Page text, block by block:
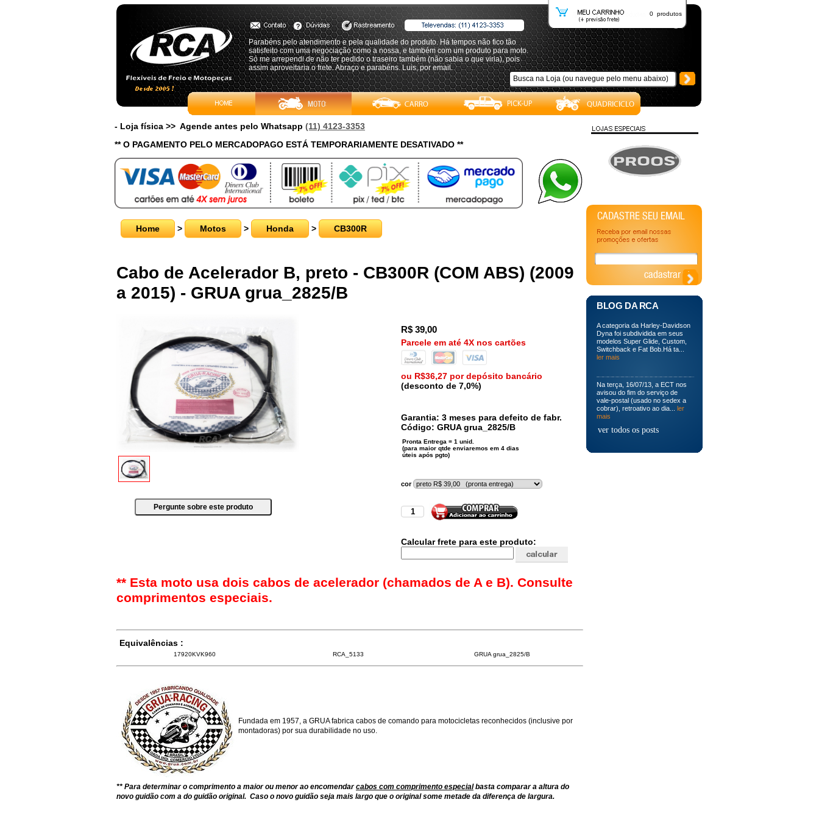
0 produtos
Parabéns pelo atendimento e pela qualidade do produto. Há tempos não fico tão
satisfeito com uma negociação como a nossa, e também com um produto para moto.
Só me arrependi de não ter pedido o traseiro também (não sabia o que viria), pois
assim aproveitaria o frete. Abraço e parabéns. Luis, por email.
- Loja física >> Agende antes pelo Whatsapp (11) 4123-3353
** O PAGAMENTO PELO MERCADOPAGO ESTÁ TEMPORARIAMENTE DESATIVADO **
Home > Motos > Honda > CB300R
Cabo de Acelerador B, preto - CB300R (COM ABS) (2009
a 2015) - GRUA grua_2825/B
R$39,00
Parcele em até 4X nos cartões
ou R$36,27 por depósito bancário
(desconto de 7,0%)
Garantia: 3 meses para defeito de fabr.
Código:GRUAgrua_2825/B
cor
Calcular frete para este produto:
** Esta moto usa dois cabos de acelerador (chamados de A e B). Consulte
comprimentos especiais.
Equivalências :
17920KVK960 RCA_5133 GRUA grua_2825/B
Fundada em 1957, a GRUA fabrica cabos de comando para motocicletas reconhecidos (inclusive por
montadoras) por sua durabilidade no uso.
** Para determinar o comprimento a maior ou menor ao encomendarcabos com comprimento especialbasta comparar a altura do
novo guidão com a do guidão original. Caso o novo guidão seja mais largo que o original some metade da diferença de largura.
BLOG DA RCA
A categoria da Harley-Davidson
Dyna foi subdividida em seus
modelos Super Glide, Custom,
Switchback e Fat Bob.Há ta...
ler mais
Na terça, 16/07/13, a ECT nos
avisou do fim do serviço de
vale-postal (usado no sedex a
cobrar), retroativo ao dia... ler
mais
ver todos os posts